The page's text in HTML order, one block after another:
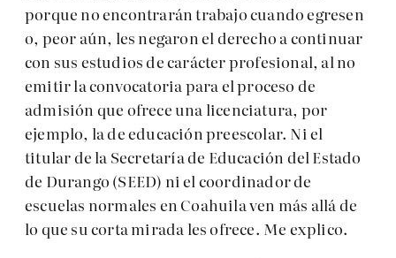
porque no encontrarán trabajo cuando egresen
o, peor aún, les negaron el derecho a continuar
con sus estudios de carácter profesional, al no
emitir la convocatoria para el proceso de
admisión que ofrece una licenciatura, por
ejemplo, la de educación preescolar. Ni el
titular de la Secretaría de Educación del Estado
de Durango (SEED) ni el coordinador de
escuelas normales en Coahuila ven más allá de
lo que su corta mirada les ofrece. Me explico.